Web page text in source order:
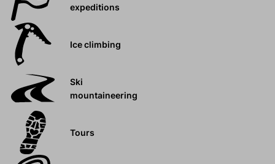
expeditions
Ice climbing
Ski
mountaineering
Tours